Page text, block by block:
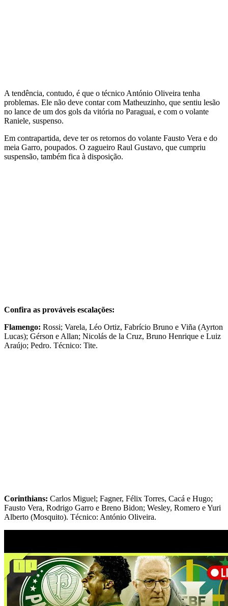
A tendência, contudo, é que o técnico António Oliveira tenha
problemas. Ele não deve contar com Matheuzinho, que sentiu lesão
no lance de um dos gols da vitória no Paraguai, e com o volante
Raniele, suspenso.
Em contrapartida, deve ter os retornos do volante Fausto Vera e do
meia Garro, poupados. O zagueiro Raul Gustavo, que cumpriu
suspensão, também fica à disposição.
Confira as prováveis escalações:
Flamengo: Rossi; Varela, Léo Ortiz, Fabrício Bruno e Viña (Ayrton
Lucas); Gérson e Allan; Nicolás de la Cruz, Bruno Henrique e Luiz
Araújo; Pedro. Técnico: Tite.
Corinthians: Carlos Miguel; Fagner, Félix Torres, Cacá e Hugo;
Fausto Vera, Rodrigo Garro e Breno Bidon; Wesley, Romero e Yuri
Alberto (Mosquito). Técnico: António Oliveira.